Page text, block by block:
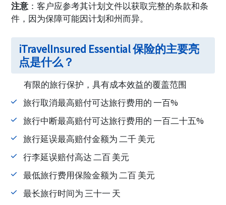
注意：客户应参考其计划文件以获取完整的条款和条
件，因为保障可能因计划和州而异。
iTravelInsured Essential 保险的主要亮
点是什么？
有限的旅行保护，具有成本效益的覆盖范围
旅行取消最高赔付可达旅行费用的 一百%
旅行中断最高赔付可达旅行费用的 一百二十五%
旅行延误最高赔付金额为 二千 美元
行李延误赔付高达 二百 美元
最低旅行费用保险金额为 二百 美元
最长旅行时间为 三十一 天